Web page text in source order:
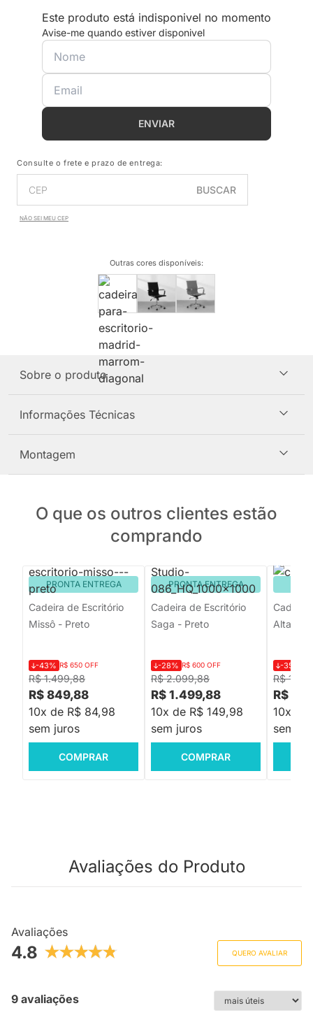
Este produto está indisponivel no momento
Avise-me quando estiver disponivel
ENVIAR
Consulte o frete e prazo de entrega:
BUSCAR
NÃO SEI MEU CEP
Outras cores disponíveis:
Sobre o produto
Informações Técnicas
Montagem
O que os outros clientes estão
comprando
PRONTA ENTREGA
Cadeira de Escritório
Missô - Preto
R$ 1.499,88
-43% R$ 650 OFF
R$ 849,88
10x de R$ 84,98
sem juros
COMPRAR
PRONTA ENTREGA
Cadeira de Escritório
Saga - Preto
R$ 2.099,88
-28% R$ 600 OFF
R$ 1.499,88
10x de R$ 149,98
sem juros
COMPRAR
Cadeira
Alta -
R$
-35%
R$
10x de
sem
Avaliações do Produto
Avaliações
4.8 QUERO AVALIAR
9 avaliações